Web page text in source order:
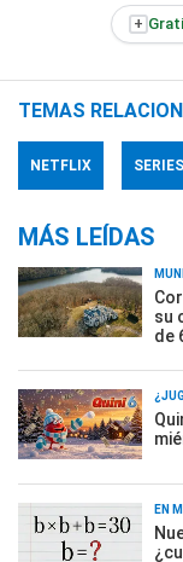
+
TEMAS
NETFLIX
MÁS LEÍDAS
su
de
EN